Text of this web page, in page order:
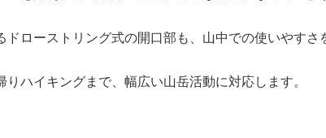
ローストリング式の開口部も、山中での使いやす
ハイキングまで、幅広い山岳活動に対応します。